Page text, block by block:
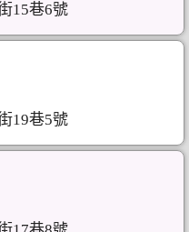
15巷6號
19巷5號